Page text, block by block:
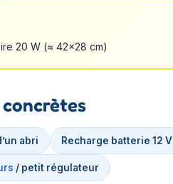
20 W (≈ 42×28 cm)
abri Recharge batterie 12 V
/ petit régulateur